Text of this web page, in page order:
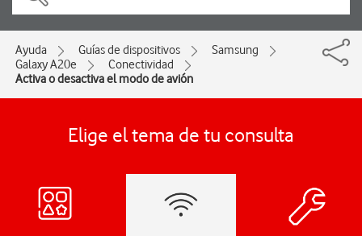
Ayuda Guías de dispositivos
Samsung
Galaxy A20e
Conectividad
Activa o desactiva el modo de avión
Elige el tema de tu consulta